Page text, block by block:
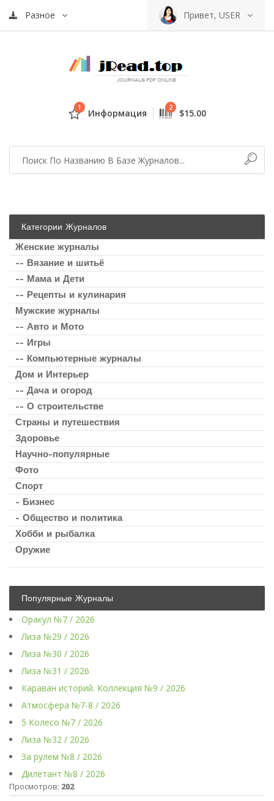
Разное Привет, USER
1 Информация 2 $15.00
Категории Журналов
Женские журналы
-- Вязание и шитьё
-- Мама и Дети
-- Рецепты и кулинария
Мужские журналы
-- Авто и Мото
-- Игры
-- Компьютерные журналы
Дом и Интерьер
-- Дача и огород
-- О строительстве
Страны и путешествия
Здоровье
Научно-популярные
Фото
Спорт
- Бизнес
- Общество и политика
Хобби и рыбалка
Оружие
Популярные Журналы
Оракул №7 / 2026
Лиза №29 / 2026
Лиза №30 / 2026
Лиза №31 / 2026
Караван историй. Коллекция №9 / 2026
Атмосфера №7-8 / 2026
5 Колесо №7 / 2026
Лиза №32 / 2026
За рулем №8 / 2026
Дилетант №8 / 2026
Просмотров: 202